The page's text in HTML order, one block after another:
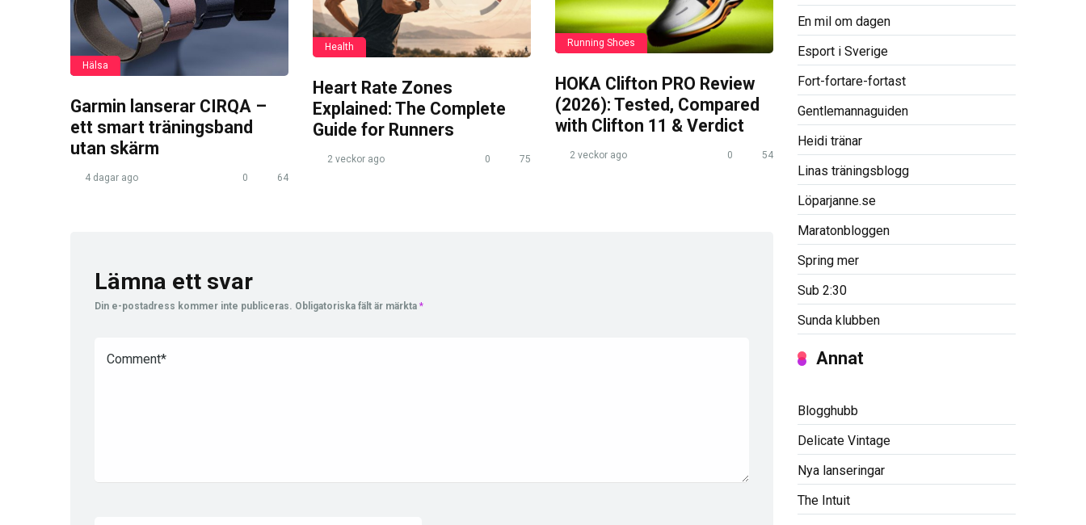
Hälsa
Garmin lanserar CIRQA –
ett smart träningsband
utan skärm
4 dagar ago 0 64
Health
Heart Rate Zones
Explained: The Complete
Guide for Runners
2 veckor ago 0 75
Running Shoes
HOKA Clifton PRO Review
(2026): Tested, Compared
with Clifton 11 & Verdict
2 veckor ago 0 54
Lämna ett svar
Din e-postadress kommer inte publiceras. Obligatoriska fält är märkta *
En mil om dagen
Esport i Sverige
Fort-fortare-fortast
Gentlemannaguiden
Heidi tränar
Linas träningsblogg
Löparjanne.se
Maratonbloggen
Spring mer
Sub 2:30
Sunda klubben
Annat
Blogghubb
Delicate Vintage
Nya lanseringar
The Intuit